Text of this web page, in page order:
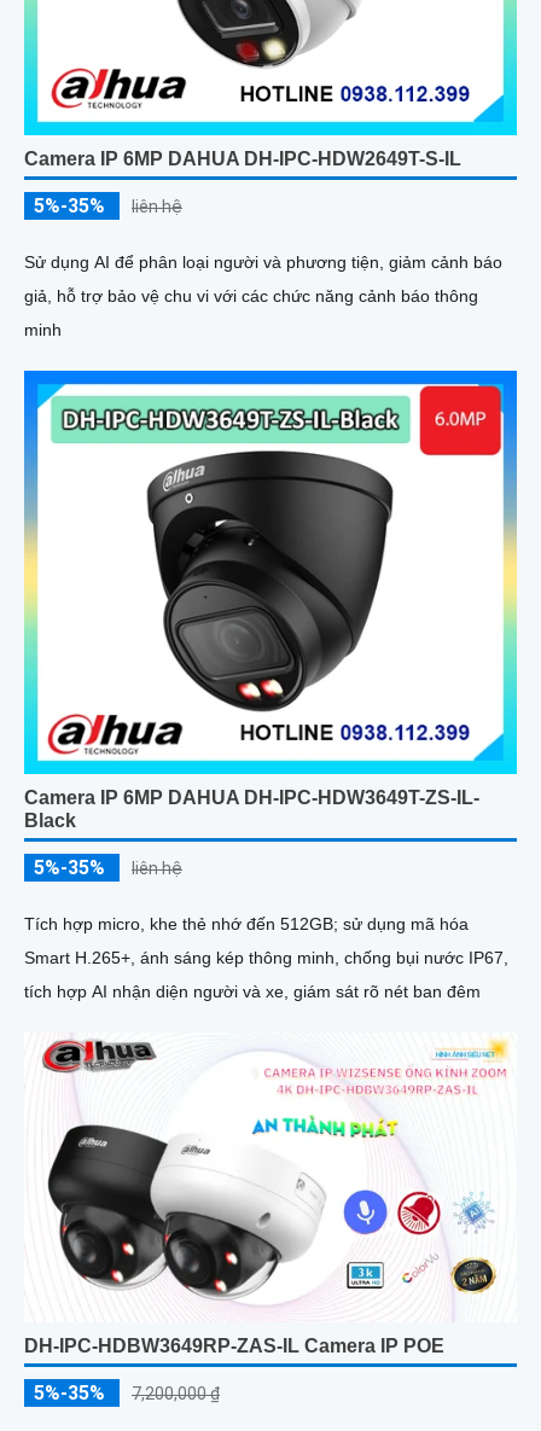
Camera IP 6MP DAHUA DH-IPC-HDW2649T-S-IL
5%-35% liên hệ
Sử dụng AI để phân loại người và phương tiện, giảm cảnh báo
giả, hỗ trợ bảo vệ chu vi với các chức năng cảnh báo thông
minh
Camera IP 6MP DAHUA DH-IPC-HDW3649T-ZS-IL-
Black
5%-35% liên hệ
Tích hợp micro, khe thẻ nhớ đến 512GB; sử dụng mã hóa
Smart H.265+, ánh sáng kép thông minh, chống bụi nước IP67,
tích hợp AI nhận diện người và xe, giám sát rõ nét ban đêm
DH-IPC-HDBW3649RP-ZAS-IL Camera IP POE
5%-35% 7,200,000 ₫